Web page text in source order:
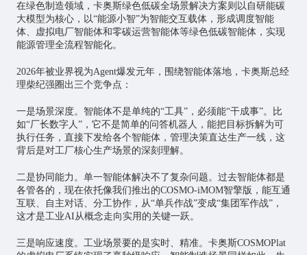
在绿色制造领域，卡奥斯绿色低碳全场景解决方案则以自研能碳
大模型为核心，以“能源小智”为智能交互载体，形成调度智能
体、虚拟电厂智能体和零碳运营智能体等绿色低碳智能体，实现
能源管理全流程智能化。
2026年被业界视为Agent爆发元年，围绕智能体落地，卡奥斯总经
理柴纪强圈出三个竞争点：
一是场景深度。智能体不是单纯的“工具”，必须能“干成事”。比
如“厂长数字人”，它不是简单的问答机器人，能把目标拆解为可
执行任务，直接下发给各个智能体，管理决策直达生产一线，这
背后是对工厂核心生产场景的深刻理解。
二是协同能力。单一智能体解决不了复杂问题。过去智能体都是
各管各的，现在依托像我们推出的COSMO-iMOM智擎版，能互通
互联、自主对话、分工协作，从“单兵作战”变成“集团军作战”，
这才是工业AI从概念走向实用的关键一跃。
三是响应速度。工业场景要的是实时、精准。卡奥斯COSMOPlat